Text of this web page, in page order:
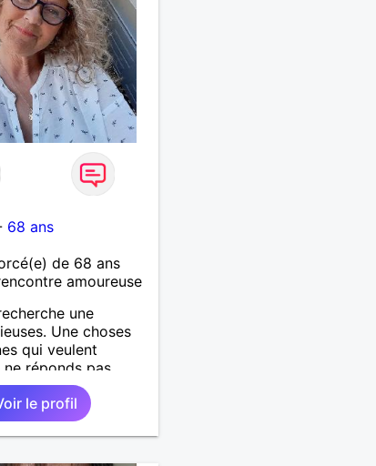
68 ans
de 68 ans
amoureuse
une
Une choses
qui veulent
réponds pas....
le profil